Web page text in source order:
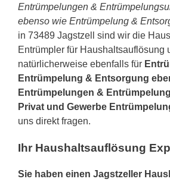
Entrümpelungen &
ebenso wie Entrümpelung &
in 73489 Jagstzell sind wir die
Entrümpler für Haushaltsauflösung
natürlicherweise ebenfalls für
Entrümpelung & Entsorgung
Entrümpelungen &
Privat und Gewerbe
uns direkt fragen.
Ihr Haushaltsauflösung
Sie haben einen Jagstzeller